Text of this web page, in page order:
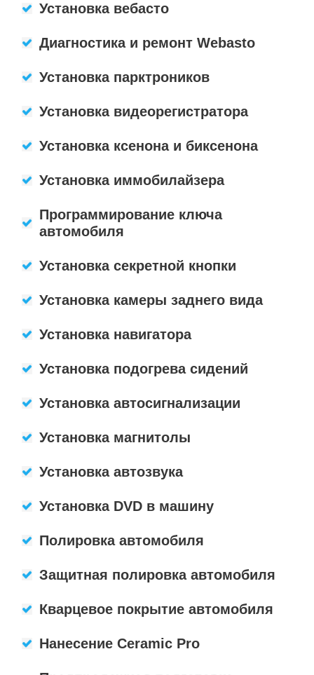
Установка вебасто
Диагностика и ремонт Webasto
Установка парктроников
Установка видеорегистратора
Установка ксенона и биксенона
Установка иммобилайзера
Программирование ключа
автомобиля
Установка секретной кнопки
Установка камеры заднего вида
Установка навигатора
Установка подогрева сидений
Установка автосигнализации
Установка магнитолы
Установка автозвука
Установка DVD в машину
Полировка автомобиля
Защитная полировка автомобиля
Кварцевое покрытие автомобиля
Нанесение Ceramic Pro